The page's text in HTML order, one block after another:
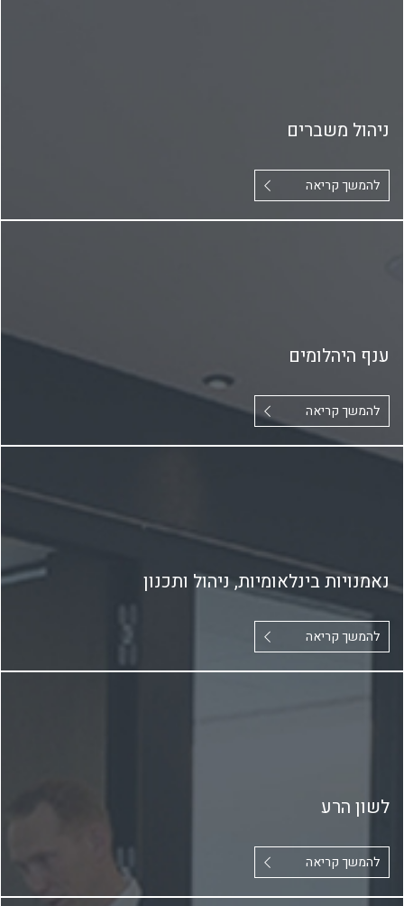
ניהול משברים
להמשך קריאה
ענף היהלומים
להמשך קריאה
נאמנויות בינלאומיות, ניהול ותכנון
להמשך קריאה
לשון הרע
להמשך קריאה